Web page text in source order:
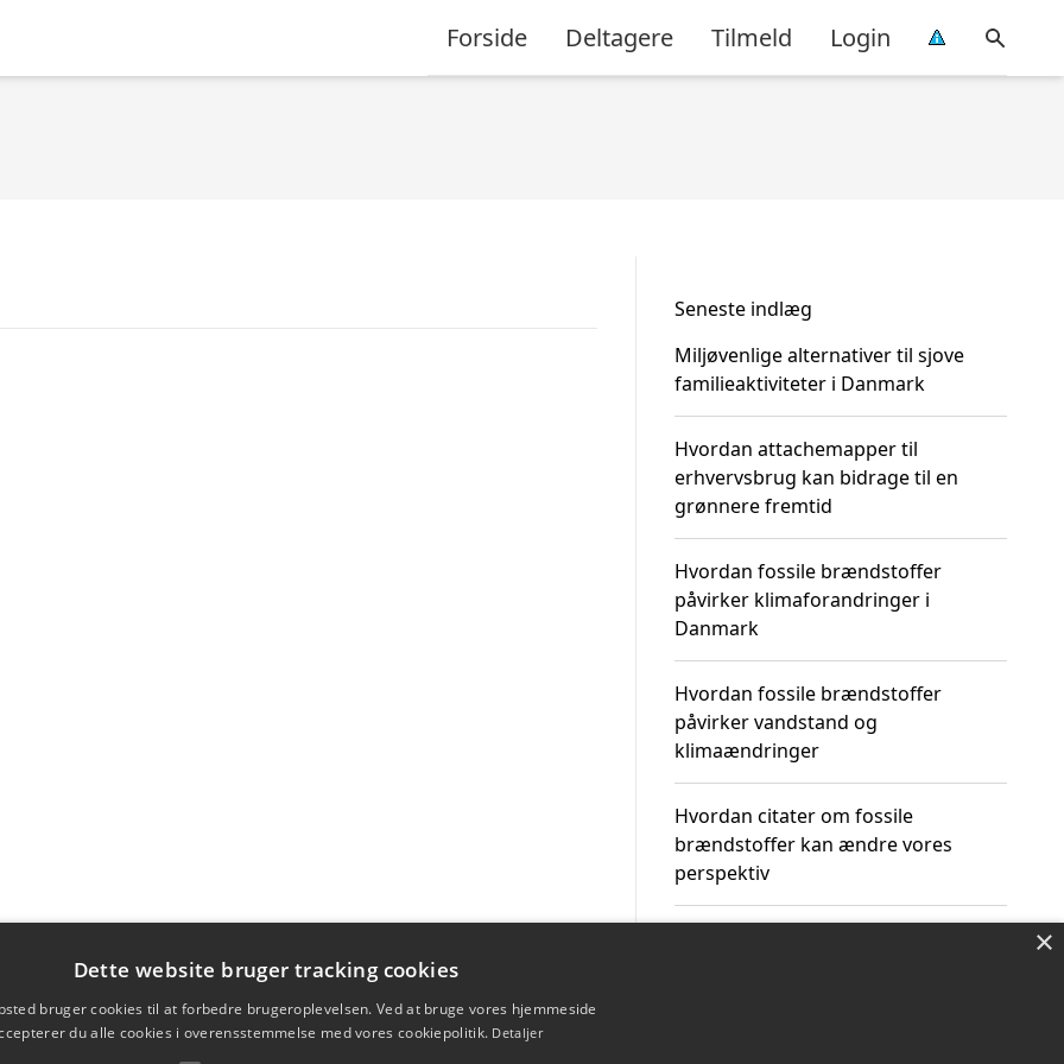
Forside Deltagere Tilmeld Login
Seneste indlæg
Miljøvenlige alternativer til sjove
familieaktiviteter i Danmark
Hvordan attachemapper til
erhvervsbrug kan bidrage til en
grønnere fremtid
Hvordan fossile brændstoffer
påvirker klimaforandringer i
Danmark
Hvordan fossile brændstoffer
påvirker vandstand og
klimaændringer
Hvordan citater om fossile
brændstoffer kan ændre vores
perspektiv
×
Dette website bruger tracking cookies
bruger cookies til at forbedre brugeroplevelsen. Ved at bruge vores hjemmeside
du alle cookies i overensstemmelse med vores cookiepolitik. Detaljer